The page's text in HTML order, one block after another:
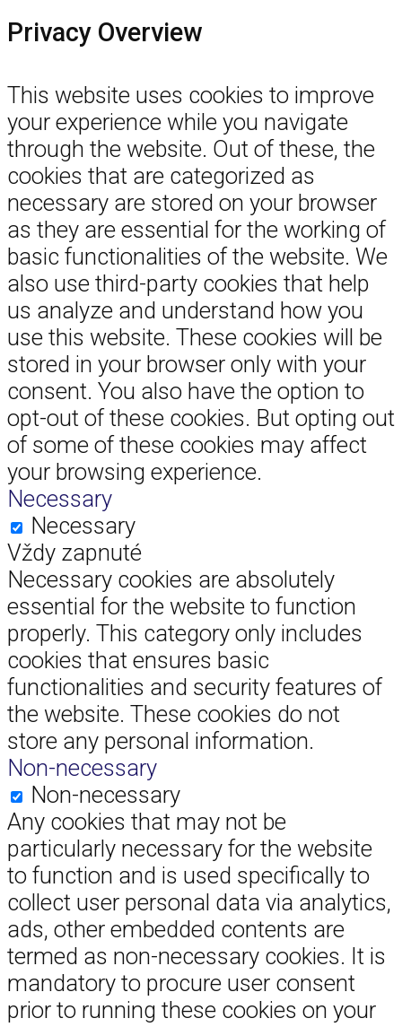
Privacy Overview
This website uses cookies to improve
your experience while you navigate
through the website. Out of these, the
cookies that are categorized as
necessary are stored on your browser
as they are essential for the working of
basic functionalities of the website. We
also use third-party cookies that help
us analyze and understand how you
use this website. These cookies will be
stored in your browser only with your
consent. You also have the option to
opt-out of these cookies. But opting out
of some of these cookies may affect
your browsing experience.
Necessary
Necessary
Vždy zapnuté
Necessary cookies are absolutely
essential for the website to function
properly. This category only includes
cookies that ensures basic
functionalities and security features of
the website. These cookies do not
store any personal information.
Non-necessary
Non-necessary
Any cookies that may not be
particularly necessary for the website
to function and is used specifically to
collect user personal data via analytics,
ads, other embedded contents are
termed as non-necessary cookies. It is
mandatory to procure user consent
prior to running these cookies on your